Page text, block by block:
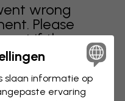
wrong
Please
if the
slaan informatie op
ervaring